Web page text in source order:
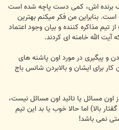
برنده اش، کمی دست پاچه شده است
بنابراین من فکر میکنم بهترین
مذاکره کننده و بیان وجود اعتماد
الله خامنه ای کردند.
و پیگیری در مورد اون پاشنه های
برای ایشان و بالابردن شانس باج
مسائل یا تائید اون مسائل نیست،
بالا) اما حالا خوب یا بد این تیم
نمی باشد!